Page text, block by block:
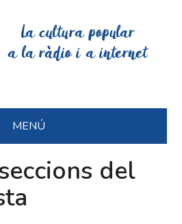
La cultura popular
a la ràdio i a internet
MENÚ
del